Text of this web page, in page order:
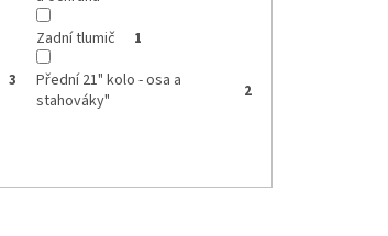
Zadní tlumič 1
3
Přední 21" kolo - osa a
stahováky"
2